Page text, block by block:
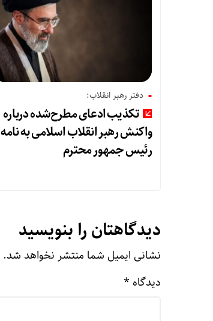
دفتر رهبر انقلاب:
تکذیب ادعای مطرح‌شده درباره
واکنش رهبر انقلاب اسلامی به نامه
رئیس جمهور محترم
دیدگاهتان را بنویسید
نشانی ایمیل شما منتشر نخواهد شد.
دیدگاه *